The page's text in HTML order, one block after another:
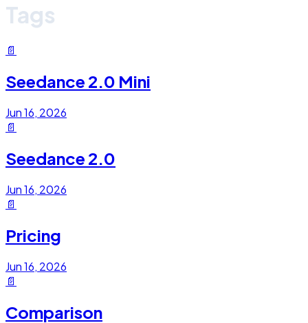
Tags
📄
Seedance 2.0 Mini
Jun 16, 2026
📄
Seedance 2.0
Jun 16, 2026
📄
Pricing
Jun 16, 2026
📄
Comparison